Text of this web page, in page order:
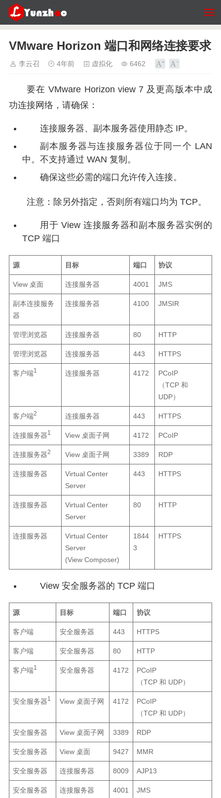
VMware Horizon 端口和网络连接要求
李云召 4年前 虚拟化 6462
要在 VMware Horizon view 7 及更高版本中成
功连接网络，请确保：
连接服务器、副本服务器使用静态 IP。
副本服务器与连接服务器位于同一个 LAN
中。不支持通过 WAN 复制。
确保这些必需的端口允许传入连接。
注意：除另外指定，否则所有端口均为 TCP。
用于 View 连接服务器和副本服务器实例的
TCP 端口
源 目标 端口 协议
View 桌面 连接服务器 4001 JMS
副本连接服务
器
连接服务器 4100 JMSIR
管理浏览器 连接服务器 80 HTTP
管理浏览器 连接服务器 443 HTTPS
客户端1 连接服务器 4172
PCoIP
（TCP 和
UDP）
客户端2 连接服务器 443 HTTPS
连接服务器1 View 桌面子网 4172 PCoIP
连接服务器2 View 桌面子网 3389 RDP
连接服务器
Virtual Center
Server
443 HTTPS
连接服务器
Virtual Center
Server
80 HTTP
连接服务器
Virtual Center
Server
(View Composer)
1844
3
HTTPS
View 安全服务器的 TCP 端口
源 目标 端口 协议
客户端 安全服务器 443 HTTPS
客户端 安全服务器 80 HTTP
客户端1 安全服务器 4172
PCoIP
（TCP 和 UDP）
安全服务器1 View 桌面子网 4172
PCoIP
（TCP 和 UDP）
安全服务器 View 桌面子网 3389 RDP
安全服务器 View 桌面 9427 MMR
安全服务器 连接服务器 8009 AJP13
安全服务器 连接服务器 4001 JMS